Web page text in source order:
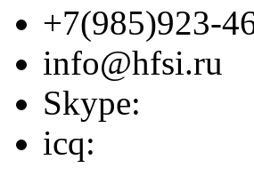
+7(985)923-
info@hfsi.ru
Skype:
icq: